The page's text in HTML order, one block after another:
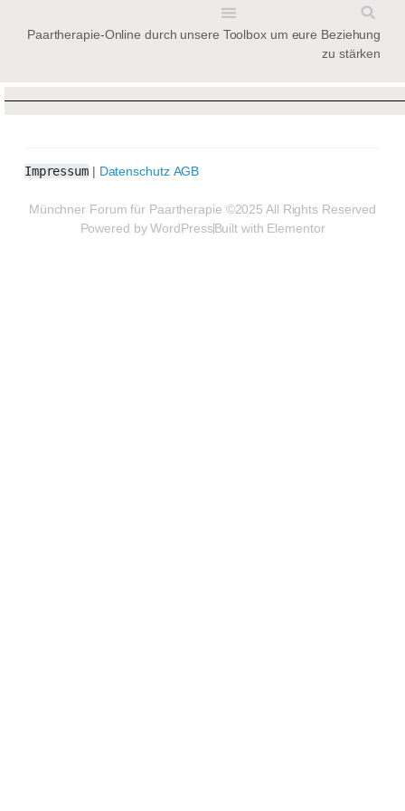
Paartherapie-Online durch unsere Toolbox um eure Beziehung
zu stärken
Impressum| Datenschutz AGB
Münchner Forum für Paartherapie ©2025 All Rights Reserved
Powered by WordPressBuilt with Elementor